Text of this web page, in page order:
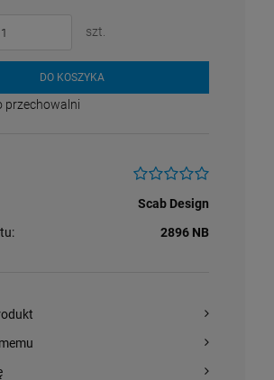
szt.
DO KOSZYKA
przechowalni
Scab Design
2896 NB